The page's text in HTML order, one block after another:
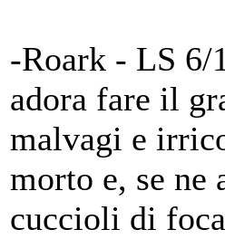
-Roark - LS 6/
adora fare il
malvagi e
morto e, se ne
cuccioli di